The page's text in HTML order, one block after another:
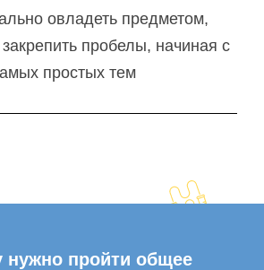
овладеть предметом,
пробелы, начиная с
простых тем
нужно пройти общее